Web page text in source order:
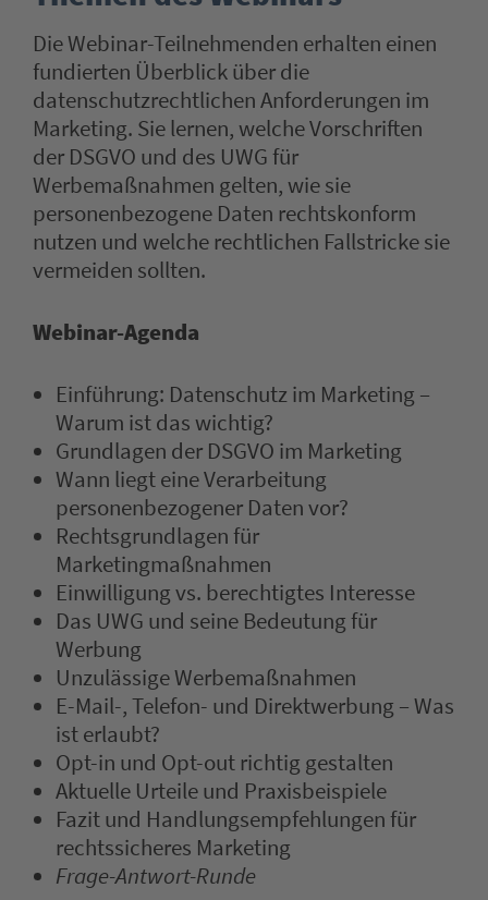
Die Webinar-Teilnehmenden erhalten einen
fundierten Überblick über die
datenschutzrechtlichen Anforderungen im
Marketing. Sie lernen, welche Vorschriften
der DSGVO und des UWG für
Werbemaßnahmen gelten, wie sie
personenbezogene Daten rechtskonform
nutzen und welche rechtlichen Fallstricke sie
vermeiden sollten.
Webinar-Agenda
Einführung: Datenschutz im Marketing –
Warum ist das wichtig?
Grundlagen der DSGVO im Marketing
Wann liegt eine Verarbeitung
personenbezogener Daten vor?
Rechtsgrundlagen für
Marketingmaßnahmen
Einwilligung vs. berechtigtes Interesse
Das UWG und seine Bedeutung für
Werbung
Unzulässige Werbemaßnahmen
E-Mail-, Telefon- und Direktwerbung – Was
ist erlaubt?
Opt-in und Opt-out richtig gestalten
Aktuelle Urteile und Praxisbeispiele
Fazit und Handlungsempfehlungen für
rechtssicheres Marketing
Frage-Antwort-Runde